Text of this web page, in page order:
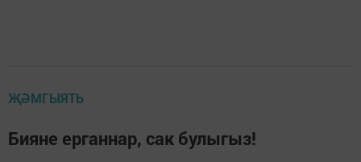
ҖӘМГЫЯТЬ
Бияне ерганнар, сак булыгыз!